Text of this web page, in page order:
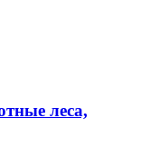
леса,